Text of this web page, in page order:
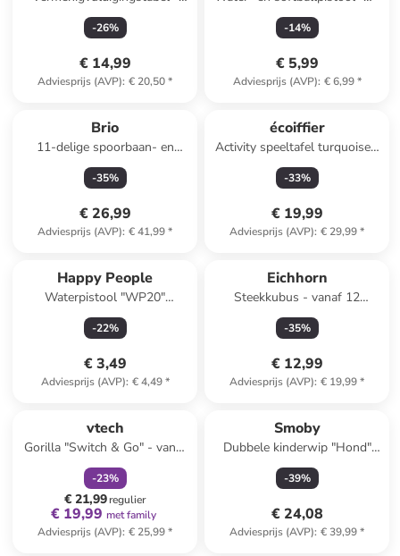
vanaf 3 jaar
-26%
€ 14,99
Adviesprijs (AVP): € 20,50*
Fizz Fizzy" - vanaf 3 jaar
-14%
€ 5,99
Adviesprijs (AVP): € 6,99*
Brio
11-delige spoorbaan- en
wisselassortiment - vanaf 3
jaar
-35%
€ 26,99
Adviesprijs (AVP): € 41,99*
écoiffier
Activity speeltafel turquoise -
vanaf 12 maanden
-33%
€ 19,99
Adviesprijs (AVP): € 29,99*
Happy People
Waterpistool "WP20"
wit/paars - vanaf 3 jaar
-22%
€ 3,49
Adviesprijs (AVP): € 4,49*
Eichhorn
Steekkubus - vanaf 12
maanden
-35%
€ 12,99
Adviesprijs (AVP): € 19,99*
vtech
Gorilla "Switch & Go" - vanaf
3 jaar
-23%
€ 21,99regulier
€ 19,99 met family
Adviesprijs (AVP): € 25,99*
Smoby
Dubbele kinderwip "Hond"
groen - vanaf 18 maanden
-39%
€ 24,08
Adviesprijs (AVP): € 39,99*